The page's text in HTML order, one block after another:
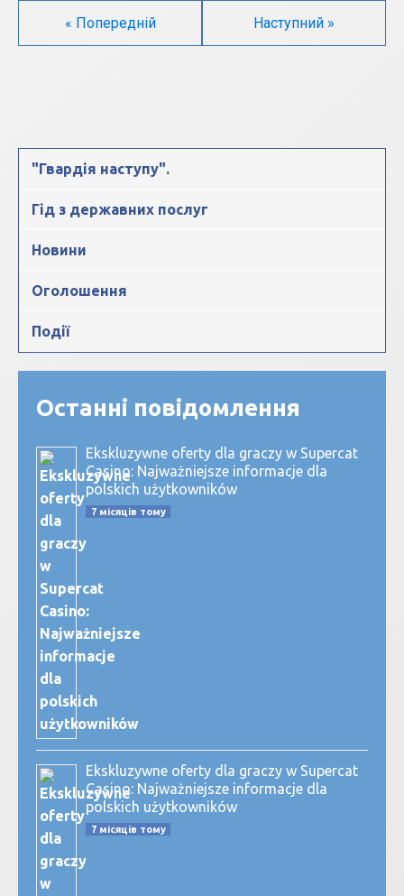
« Попередній Наступний »
"Гвардія наступу".
Гід з державних послуг
Новини
Оголошення
Події
Останні повідомлення
Ekskluzywne oferty dla graczy w Supercat
Casino: Najważniejsze informacje dla
polskich użytkowników
7 місяців тому
Ekskluzywne oferty dla graczy w Supercat
Casino: Najważniejsze informacje dla
polskich użytkowników
7 місяців тому